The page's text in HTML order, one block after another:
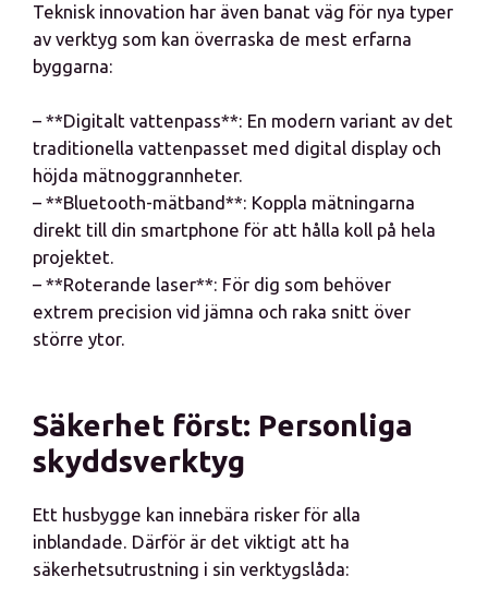
Teknisk innovation har även banat väg för nya typer
av verktyg som kan överraska de mest erfarna
byggarna:
– **Digitalt vattenpass**: En modern variant av det
traditionella vattenpasset med digital display och
höjda mätnoggrannheter.
– **Bluetooth-mätband**: Koppla mätningarna
direkt till din smartphone för att hålla koll på hela
projektet.
– **Roterande laser**: För dig som behöver
extrem precision vid jämna och raka snitt över
större ytor.
Säkerhet först: Personliga
skyddsverktyg
Ett husbygge kan innebära risker för alla
inblandade. Därför är det viktigt att ha
säkerhetsutrustning i sin verktygslåda: